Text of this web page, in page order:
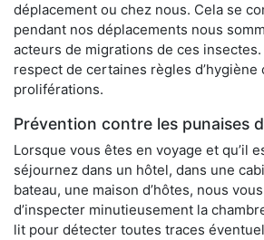
déplacement ou chez nous. Cela se
pendant nos déplacements nous
acteurs de migrations de ces
respect de certaines règles d’hygiène
proliférations.
Prévention contre les punaises
Lorsque vous êtes en voyage et qu’il
séjournez dans un hôtel, dans une
bateau, une maison d’hôtes, nous
d’inspecter minutieusement la
lit pour détecter toutes traces